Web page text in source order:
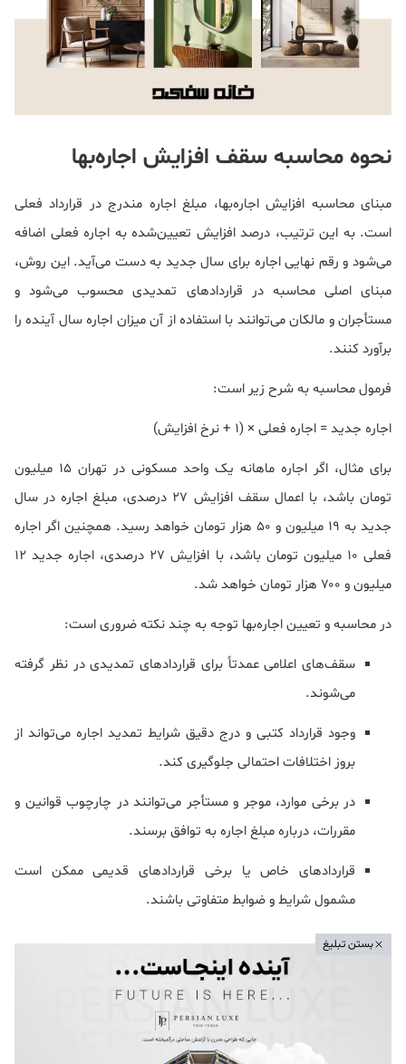
نحوه محاسبه سقف افزایش اجاره‌بها
مبنای محاسبه افزایش اجاره‌بها، مبلغ اجاره مندرج در قرارداد فعلی
است. به این ترتیب، درصد افزایش تعیین‌شده به اجاره فعلی اضافه
می‌شود و رقم نهایی اجاره برای سال جدید به دست می‌آید. این روش،
مبنای اصلی محاسبه در قراردادهای تمدیدی محسوب می‌شود و
مستأجران و مالکان می‌توانند با استفاده از آن میزان اجاره سال آینده را
برآورد کنند.
فرمول محاسبه به شرح زیر است:
اجاره جدید = اجاره فعلی × (۱ + نرخ افزایش)
برای مثال، اگر اجاره ماهانه یک واحد مسکونی در تهران ۱۵ میلیون
تومان باشد، با اعمال سقف افزایش ۲۷ درصدی، مبلغ اجاره در سال
جدید به ۱۹ میلیون و ۵۰ هزار تومان خواهد رسید. همچنین اگر اجاره
فعلی ۱۰ میلیون تومان باشد، با افزایش ۲۷ درصدی، اجاره جدید ۱۲
میلیون و ۷۰۰ هزار تومان خواهد شد.
در محاسبه و تعیین اجاره‌بها توجه به چند نکته ضروری است:
سقف‌های اعلامی عمدتاً برای قراردادهای تمدیدی در نظر گرفته
می‌شوند.
وجود قرارداد کتبی و درج دقیق شرایط تمدید اجاره می‌تواند از
بروز اختلافات احتمالی جلوگیری کند.
در برخی موارد، موجر و مستأجر می‌توانند در چارچوب قوانین و
مقررات، درباره مبلغ اجاره به توافق برسند.
قراردادهای خاص یا برخی قراردادهای قدیمی ممکن است
مشمول شرایط و ضوابط متفاوتی باشند.
بستن تبلیغ